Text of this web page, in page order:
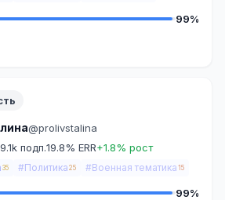
99%
@prolivstalina
подп.19.8% ERR+1.8% рост
35 #Политика 25 #Военная тематика 15
99%